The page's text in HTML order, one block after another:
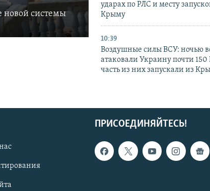
новой системы
ударах по РЛС и месту
Крыму
10:39
Воздушные силы ВСУ: ночью
атаковали Украину почти
часть из них запускали из
ПРИСОЕДИНЯЙТЕСЬ!